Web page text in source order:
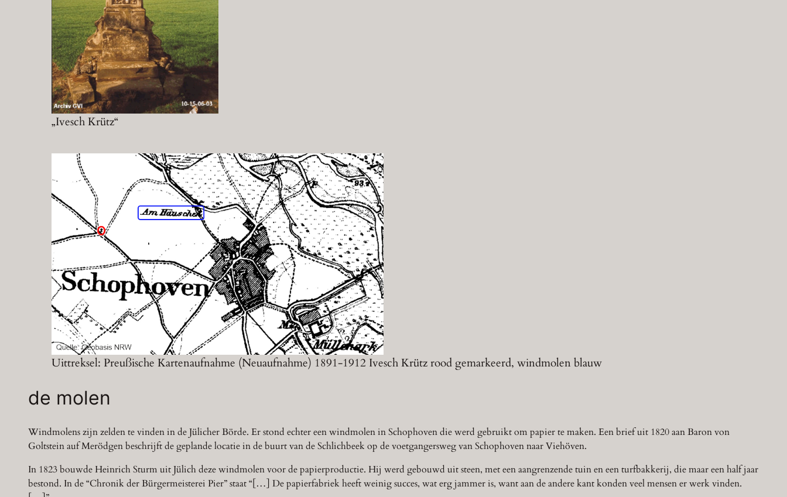
„Ivesch Krütz“
Uittreksel: Preußische Kartenaufnahme (Neuaufnahme) 1891-1912 Ivesch Krütz rood gemarkeerd, windmolen blauw
de molen
Windmolens zijn zelden te vinden in de Jülicher Börde. Er stond echter een windmolen in Schophoven die werd gebruikt om papier te maken. Een brief uit 1820 aan Baron von
Goltstein auf Merödgen beschrijft de geplande locatie in de buurt van de Schlichbeek op de voetgangersweg van Schophoven naar Viehöven.
In 1823 bouwde Heinrich Sturm uit Jülich deze windmolen voor de papierproductie. Hij werd gebouwd uit steen, met een aangrenzende tuin en een turfbakkerij, die maar een half jaar
bestond. In de “Chronik der Bürgermeisterei Pier” staat “[…] De papierfabriek heeft weinig succes, wat erg jammer is, want aan de andere kant konden veel mensen er werk vinden.